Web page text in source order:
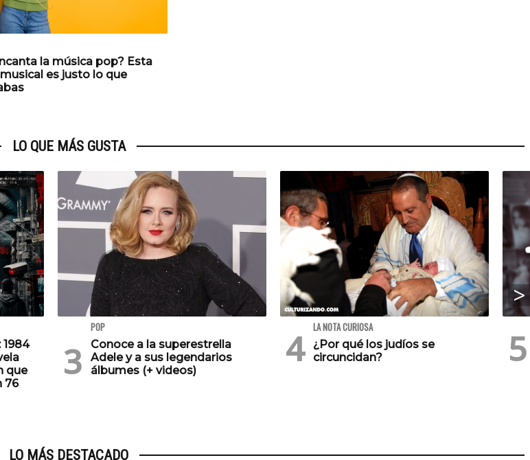
la música pop? Esta
es justo lo que
LO QUE MÁS GUSTA
que
76
POP
Conoce a la superestrella
Adele y a sus legendarios
álbumes (+ videos)
LA NOTA CURIOSA
¿Por qué los judíos se
circuncidan?
LO MÁS DESTACADO